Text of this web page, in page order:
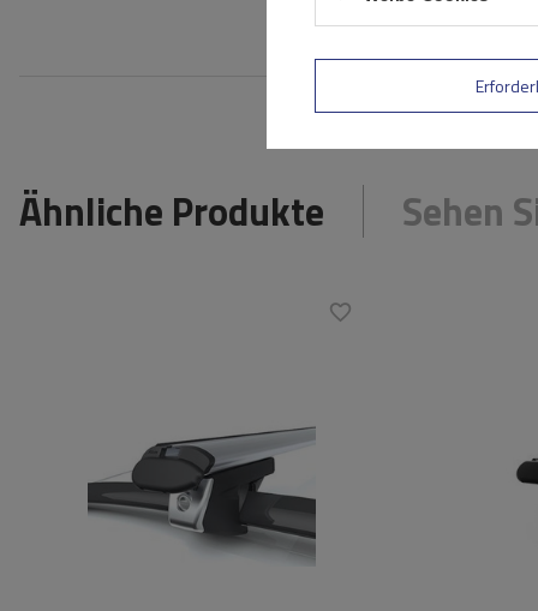
Ähnliche Produkte Sehen